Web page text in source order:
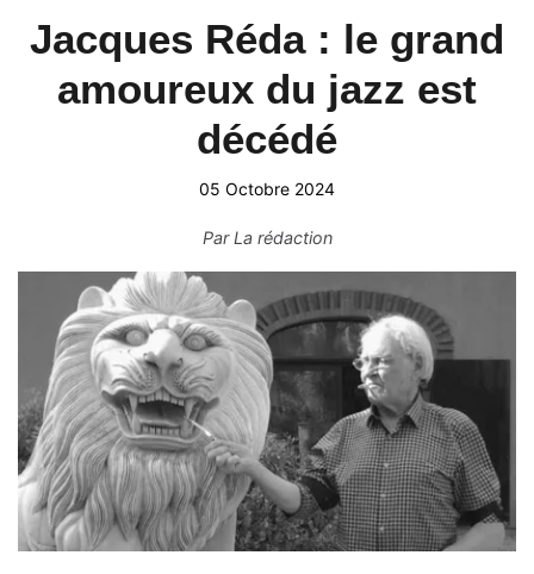
Jacques Réda : le grand
amoureux du jazz est
décédé
05 Octobre 2024
ParLa rédaction